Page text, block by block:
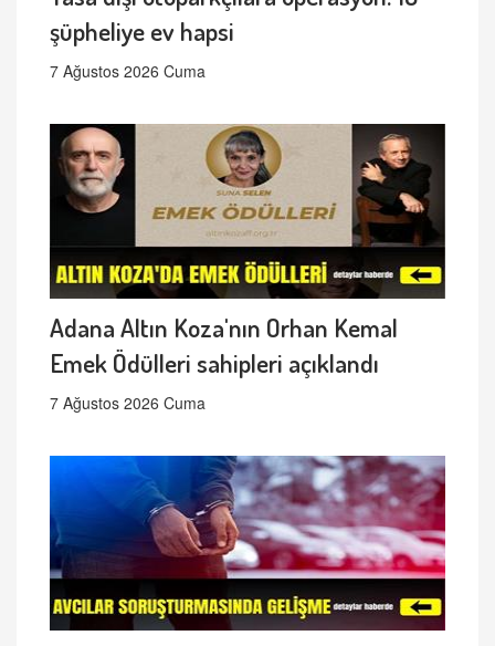
şüpheliye ev hapsi
7 Ağustos 2026 Cuma
Adana Altın Koza'nın Orhan Kemal
Emek Ödülleri sahipleri açıklandı
7 Ağustos 2026 Cuma